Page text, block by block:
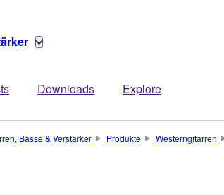
Downloads Explore
Bässe & Verstärker Produkte Westerngitarren